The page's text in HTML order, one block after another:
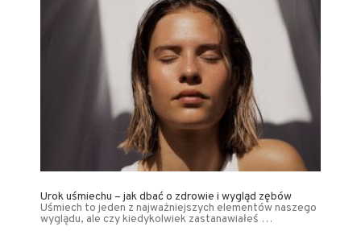
Urok uśmiechu – jak dbać o zdrowie i wygląd zębów
Uśmiech to jeden z najważniejszych elementów naszego
wyglądu, ale czy kiedykolwiek zastanawiałeś …